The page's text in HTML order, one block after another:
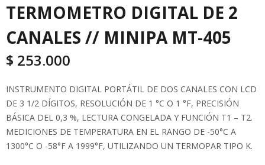
TERMOMETRO DIGITAL DE 2
CANALES // MINIPA MT-405
$ 253.000
INSTRUMENTO DIGITAL PORTÁTIL DE DOS CANALES CON LCD
DE 3 1/2 DÍGITOS, RESOLUCIÓN DE 1 °C O 1 °F, PRECISIÓN
BÁSICA DEL 0,3 %, LECTURA CONGELADA Y FUNCIÓN T1 – T2.
MEDICIONES DE TEMPERATURA EN EL RANGO DE -50°C A
1300°C O -58°F A 1999°F, UTILIZANDO UN TERMOPAR TIPO K.